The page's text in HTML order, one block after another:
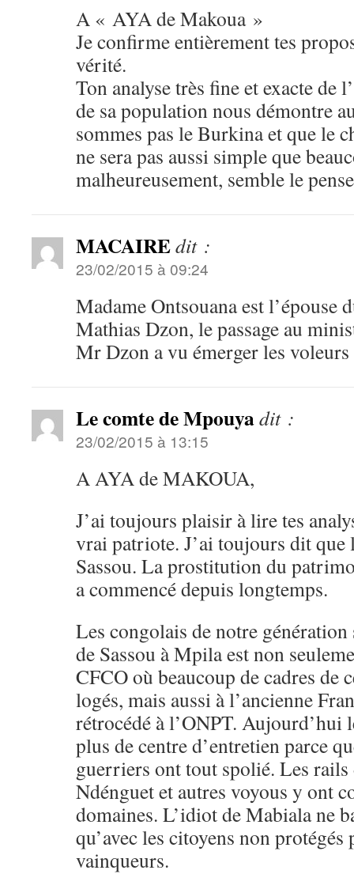
A « AYA de Makoua »
Je confirme entièrement tes
vérité.
Ton analyse très fine et exacte de
de sa population nous démontre
sommes pas le Burkina et que le
ne sera pas aussi simple que
malheureusement, semble le
MACAIREdit :
23/02/2015 à 09:24
Madame Ontsouana est l’épouse
Mathias Dzon, le passage au
Mr Dzon a vu émerger les voleurs
Le comte de Mpouyadit :
23/02/2015 à 13:15
A AYA de MAKOUA,
J’ai toujours plaisir à lire tes
vrai patriote. J’ai toujours dit que
Sassou. La prostitution du
a commencé depuis longtemps.
Les congolais de notre génération
de Sassou à Mpila est non
CFCO où beaucoup de cadres de
logés, mais aussi à l’ancienne
rétrocédé à l’ONPT. Aujourd’hui
plus de centre d’entretien parce
guerriers ont tout spolié. Les rails
Ndénguet et autres voyous y ont
domaines. L’idiot de Mabiala ne
qu’avec les citoyens non protégés
vainqueurs.